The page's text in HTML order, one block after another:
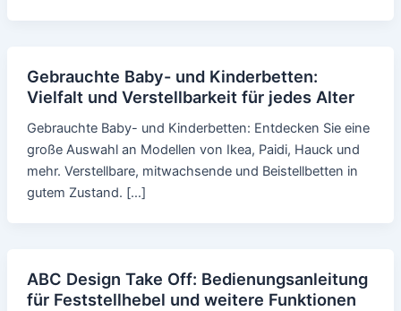
Gebrauchte Baby- und Kinderbetten:
Vielfalt und Verstellbarkeit für jedes Alter
Gebrauchte Baby- und Kinderbetten: Entdecken Sie eine
große Auswahl an Modellen von Ikea, Paidi, Hauck und
mehr. Verstellbare, mitwachsende und Beistellbetten in
gutem Zustand. […]
ABC Design Take Off: Bedienungsanleitung
für Feststellhebel und weitere Funktionen